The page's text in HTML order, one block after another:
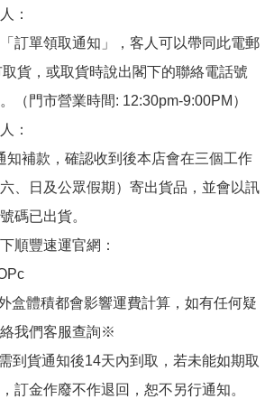
：
訂單領取通知」，客人可以帶同此電郵
貨，或取貨時說出閣下的聯絡電話號
（門市營業時間: 12:30pm-9:00PM）
：
知補款，確認收到後本店會在三個工作
、日及公眾假期）寄出貨品，並會以訊
碼已出貨。
順豐速運官網：
盒體積都會影響運費計算，如有任何疑
我們客服查詢※
到貨通知後14天內到取，若未能如期取
訂金作廢不作退回，恕不另行通知。